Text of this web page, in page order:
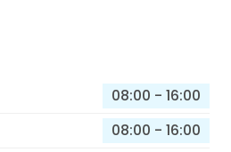
08:00 - 16:00
08:00 - 16:00